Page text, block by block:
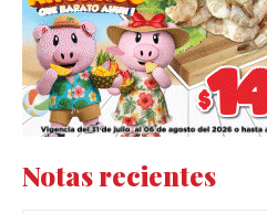
Notas recientes